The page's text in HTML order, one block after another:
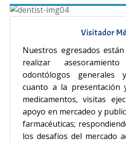
Visitador
Nuestros egresados
realizar
odontólogos generales
cuanto a la presentación
medicamentos, visitas
apoyo en mercadeo y
farmacéuticas;
los desafíos del mercado